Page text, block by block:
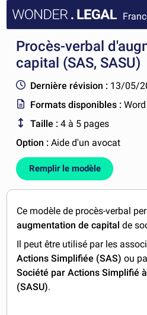
ACCUEIL
FAQ
MON COMPTE
Procès-verbal
capital (SAS, SASU)
Dernière révision : 13/05/
Formats disponibles :
Taille : 4 à 5 pages
Option :Aide d'un avocat
Remplir le modèle
Ce modèle de procès-verbal
augmentation de capitalde
Il peut être utilisé par les
Actions Simplifiée (SAS) ou
Société par Actions Simplifié
(SASU).